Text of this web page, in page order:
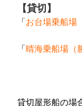
【貸切】
「お台場乗船場
「晴海乗船場（
貸切屋形船の場